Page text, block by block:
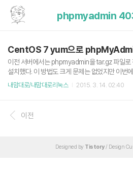
이전 서버에서는 phpmyadmin을 tar.gz 파일로
설치했다. 이 방법도 크게 문제는 없었지만 이번
기로 했다.yum으로 설치할 경우 phpmyadmin과
귀찮아하는 닝겐에게는 매우 큰 장점이 된다.1.
저장소를 추가하자. 요즘에는 저장소 추가도
내맘대로/내맘대로리눅스 2015. 3. 14. 02:40
이전
Designed by Tistory/ Design